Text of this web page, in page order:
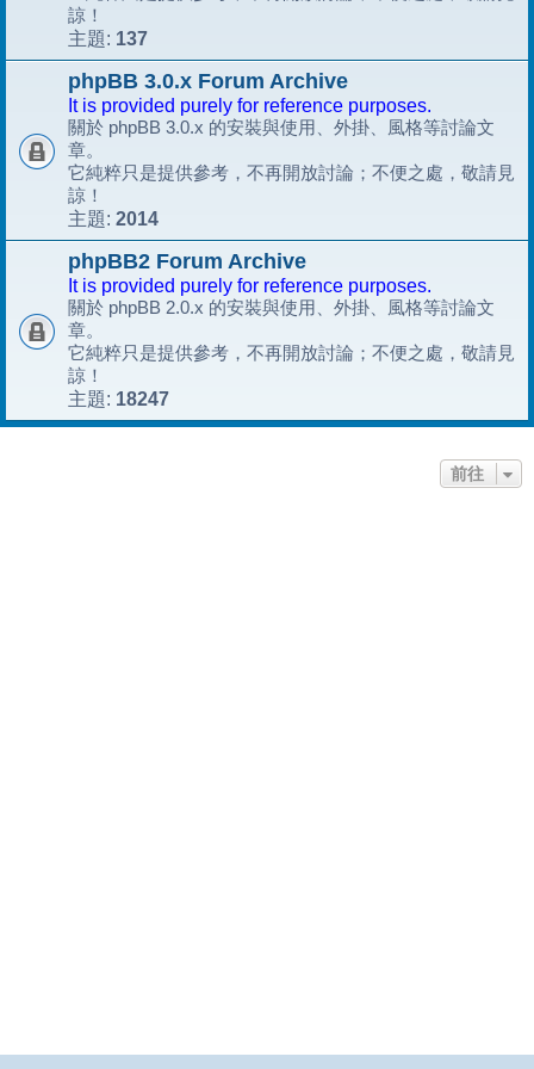
諒！
主題: 137
phpBB 3.0.x Forum Archive
It is provided purely for reference purposes.
關於 phpBB 3.0.x 的安裝與使用、外掛、風格等討論文
章。
它純粹只是提供參考，不再開放討論；不便之處，敬請見
諒！
主題: 2014
phpBB2 Forum Archive
It is provided purely for reference purposes.
關於 phpBB 2.0.x 的安裝與使用、外掛、風格等討論文
章。
它純粹只是提供參考，不再開放討論；不便之處，敬請見
諒！
主題: 18247
前往